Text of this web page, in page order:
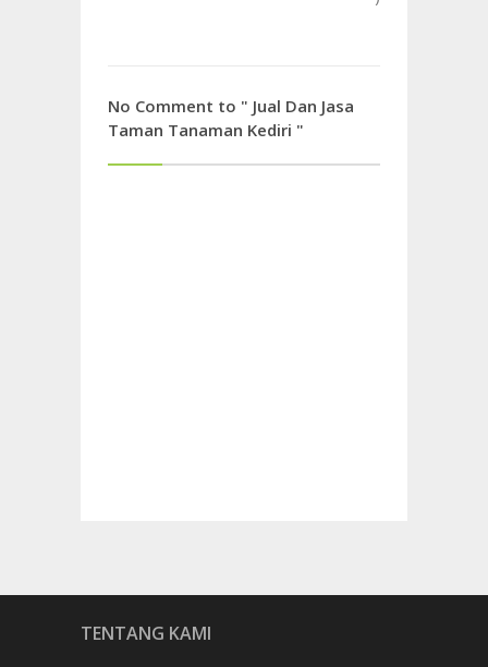
No Comment to " Jual Dan Jasa
Taman Tanaman Kediri "
TENTANG KAMI